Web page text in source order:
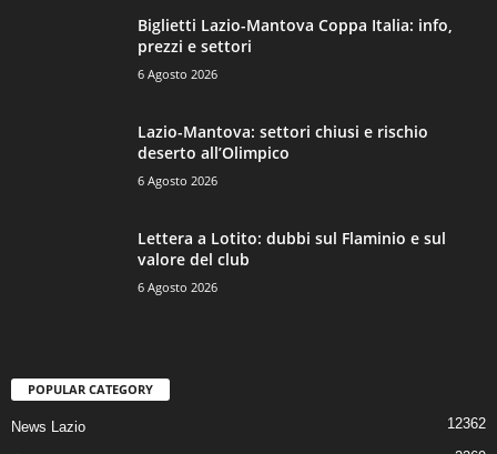
Biglietti Lazio-Mantova Coppa Italia: info,
prezzi e settori
6 Agosto 2026
Lazio-Mantova: settori chiusi e rischio
deserto all’Olimpico
6 Agosto 2026
Lettera a Lotito: dubbi sul Flaminio e sul
valore del club
6 Agosto 2026
POPULAR CATEGORY
News Lazio 12362